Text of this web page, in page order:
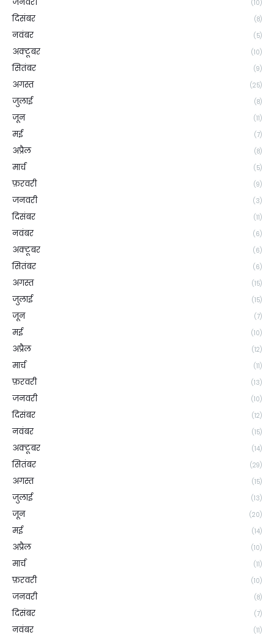
(10)
दिसंबर (8)
नवंबर (5)
अक्टूबर (10)
सितंबर (9)
अगस्त (25)
जुलाई (8)
जून (11)
मई (7)
अप्रैल (8)
मार्च (5)
फ़रवरी (9)
जनवरी (3)
दिसंबर (11)
नवंबर (6)
अक्टूबर (6)
सितंबर (6)
अगस्त (15)
जुलाई (15)
जून (7)
मई (10)
अप्रैल (12)
मार्च (11)
फ़रवरी (13)
जनवरी (10)
दिसंबर (12)
नवंबर (15)
अक्टूबर (14)
सितंबर (29)
अगस्त (15)
जुलाई (13)
जून (20)
मई (14)
अप्रैल (10)
मार्च (11)
फ़रवरी (10)
जनवरी (8)
दिसंबर (7)
नवंबर (11)